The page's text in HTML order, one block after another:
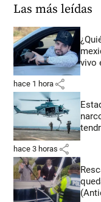
Las más leídas
vivo
hace 1 hora share
hace 3 horas share